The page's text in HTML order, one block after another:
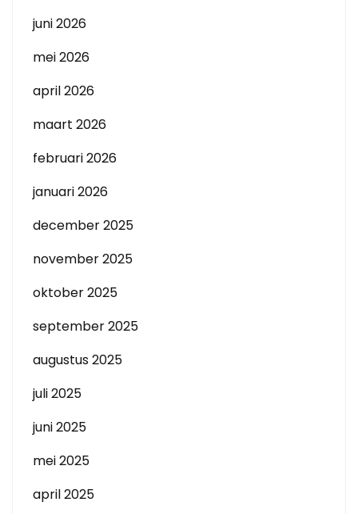
juni 2026
mei 2026
april 2026
maart 2026
februari 2026
januari 2026
december 2025
november 2025
oktober 2025
september 2025
augustus 2025
juli 2025
juni 2025
mei 2025
april 2025